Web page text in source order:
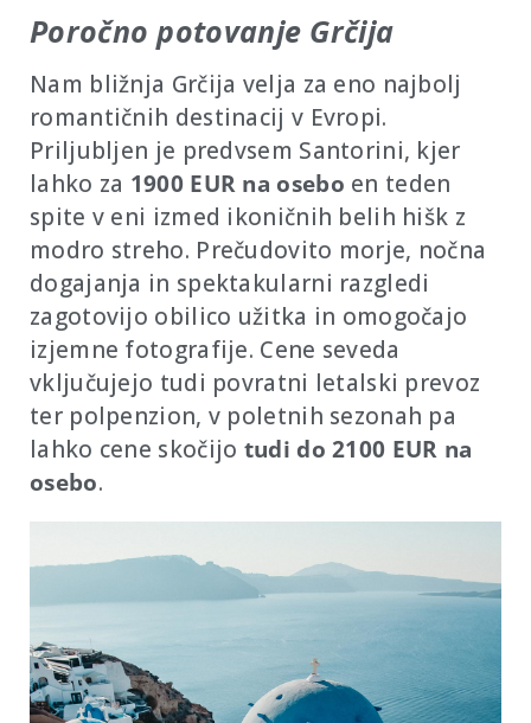
Poročno potovanje Grčija
Nam bližnja Grčija velja za eno najbolj
romantičnih destinacij v Evropi.
Priljubljen je predvsem Santorini, kjer
lahko za 1900 EUR na osebo en teden
spite v eni izmed ikoničnih belih hišk z
modro streho. Prečudovito morje, nočna
dogajanja in spektakularni razgledi
zagotovijo obilico užitka in omogočajo
izjemne fotografije. Cene seveda
vključujejo tudi povratni letalski prevoz
ter polpenzion, v poletnih sezonah pa
lahko cene skočijo tudi do 2100 EUR na
osebo.